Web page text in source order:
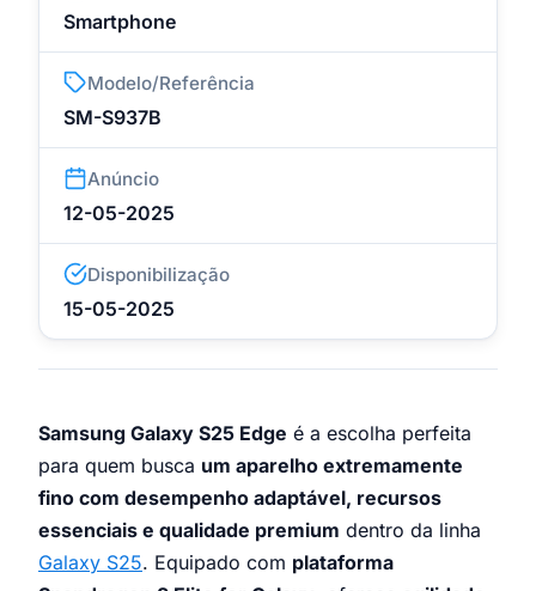
Smartphone
Modelo/Referência
SM-S937B
Anúncio
12-05-2025
Disponibilização
15-05-2025
Samsung Galaxy S25 Edge é a escolha perfeita
para quem busca um aparelho extremamente
fino com desempenho adaptável, recursos
essenciais e qualidade premium dentro da linha
Galaxy S25. Equipado com plataforma